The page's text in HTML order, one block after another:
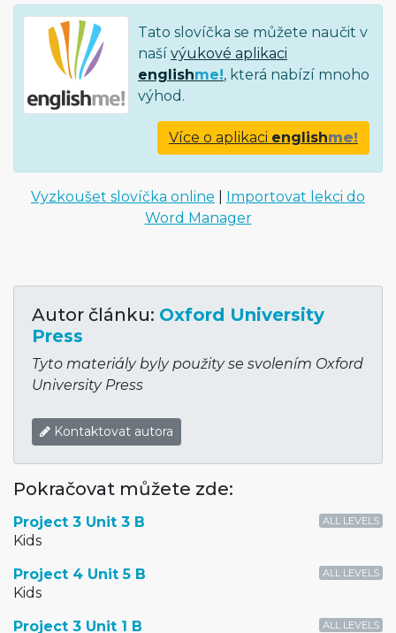
Tato slovíčka se můžete naučit v
naší výukové aplikaci
englishme!, která nabízí mnoho
výhod.
Více o aplikaci englishme!
Vyzkoušet slovíčka online
Importovat lekci do
Word Manager
Autor článku: Oxford University
Press
Tyto materiály byly použity se svolením Oxford
University Press
Kontaktovat autora
Pokračovat můžete zde:
ALL LEVELS
Project 3 Unit 3 B
Kids
ALL LEVELS
Project 4 Unit 5 B
Kids
ALL LEVELS
Project 3 Unit 1 B